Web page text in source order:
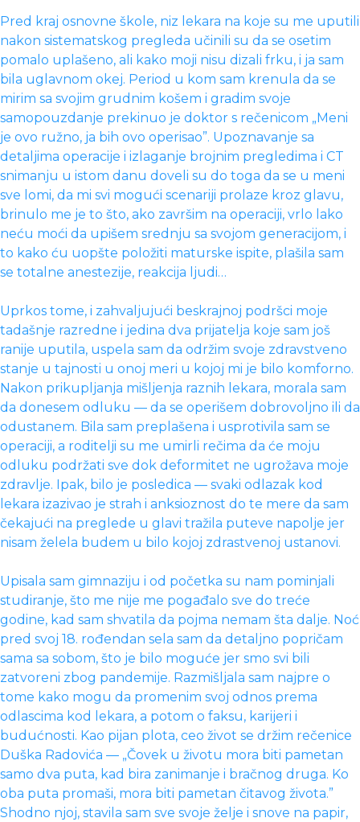
Pred kraj osnovne škole, niz lekara na koje su me uputili
nakon sistematskog pregleda učinili su da se osetim
pomalo uplašeno, ali kako moji nisu dizali frku, i ja sam
bila uglavnom okej. Period u kom sam krenula da se
mirim sa svojim grudnim košem i gradim svoje
samopouzdanje prekinuo je doktor s rečenicom „Meni
je ovo ružno, ja bih ovo operisao”. Upoznavanje sa
detaljima operacije i izlaganje brojnim pregledima i CT
snimanju u istom danu doveli su do toga da se u meni
sve lomi, da mi svi mogući scenariji prolaze kroz glavu,
brinulo me je to što, ako završim na operaciji, vrlo lako
neću moći da upišem srednju sa svojom generacijom, i
to kako ću uopšte položiti maturske ispite, plašila sam
se totalne anestezije, reakcija ljudi…
Uprkos tome, i zahvaljujući beskrajnoj podršci moje
tadašnje razredne i jedina dva prijatelja koje sam još
ranije uputila, uspela sam da održim svoje zdravstveno
stanje u tajnosti u onoj meri u kojoj mi je bilo komforno.
Nakon prikupljanja mišljenja raznih lekara, morala sam
da donesem odluku — da se operišem dobrovoljno ili da
odustanem. Bila sam preplašena i usprotivila sam se
operaciji, a roditelji su me umirli rečima da će moju
odluku podržati sve dok deformitet ne ugrožava moje
zdravlje. Ipak, bilo je posledica — svaki odlazak kod
lekara izazivao je strah i anksioznost do te mere da sam
čekajući na preglede u glavi tražila puteve napolje jer
nisam želela budem u bilo kojoj zdrastvenoj ustanovi.
Upisala sam gimnaziju i od početka su nam pominjali
studiranje, što me nije me pogađalo sve do treće
godine, kad sam shvatila da pojma nemam šta dalje. Noć
pred svoj 18. rođendan sela sam da detaljno popričam
sama sa sobom, što je bilo moguće jer smo svi bili
zatvoreni zbog pandemije. Razmišljala sam najpre o
tome kako mogu da promenim svoj odnos prema
odlascima kod lekara, a potom o faksu, karijeri i
budućnosti. Kao pijan plota, ceo život se držim rečenice
Duška Radovića — „Čovek u životu mora biti pametan
samo dva puta, kad bira zanimanje i bračnog druga. Ko
oba puta promaši, mora biti pametan čitavog života.”
Shodno njoj, stavila sam sve svoje želje i snove na papir,